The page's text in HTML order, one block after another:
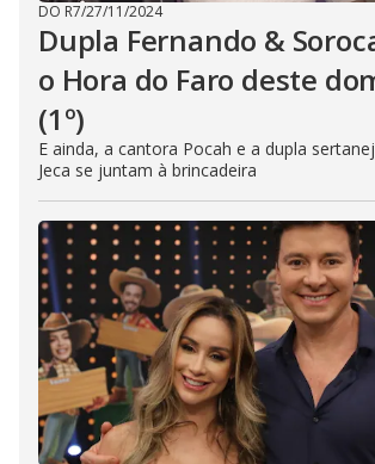
DO R7/27/11/2024
Dupla Fernando &
o Hora do Faro deste
(1º)
E ainda, a cantora Pocah e a dupla
Jeca se juntam à brincadeira